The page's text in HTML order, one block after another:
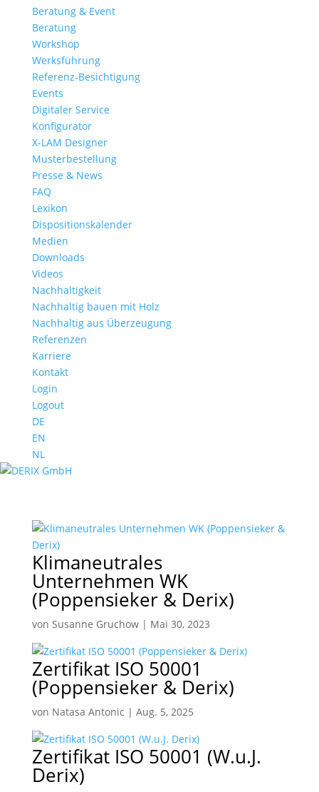
Beratung & Event
Beratung
Workshop
Werksführung
Referenz-Besichtigung
Events
Digitaler Service
Konfigurator
X-LAM Designer
Musterbestellung
Presse & News
FAQ
Lexikon
Dispositionskalender
Medien
Downloads
Videos
Nachhaltigkeit
Nachhaltig bauen mit Holz
Nachhaltig aus Überzeugung
Referenzen
Karriere
Kontakt
Login
Logout
DE
EN
NL
Klimaneutrales
Unternehmen WK
(Poppensieker & Derix)
von Susanne Gruchow| Mai 30, 2023
Zertifikat ISO 50001
(Poppensieker & Derix)
von Natasa Antonic | Aug. 5, 2025
Zertifikat ISO 50001 (W.u.J.
Derix)